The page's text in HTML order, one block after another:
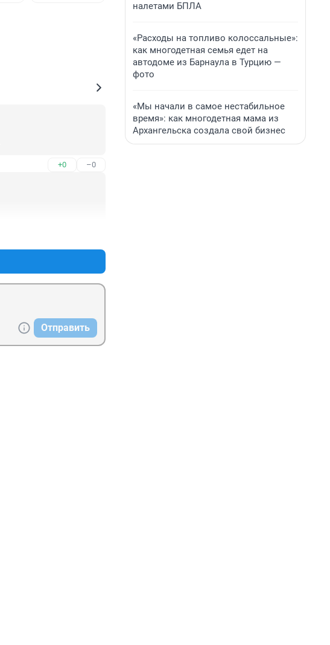
+0 –0
Отправить
налетами БПЛА
«Расходы на топливо колоссальные»:
как многодетная семья едет на
автодоме из Барнаула в Турцию —
фото
«Мы начали в самое нестабильное
время»: как многодетная мама из
Архангельска создала свой бизнес